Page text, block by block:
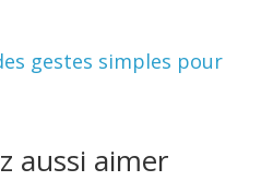
gestes simples pour
aussi aimer